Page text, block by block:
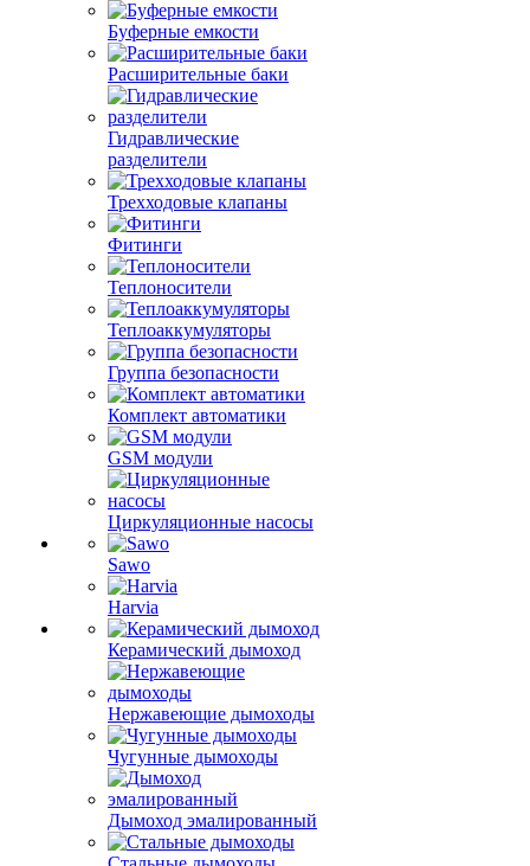
Буферные емкости
Расширительные баки
Гидравлические
разделители
Трехходовые клапаны
Фитинги
Теплоносители
Теплоаккумуляторы
Группа безопасности
Комплект автоматики
GSM модули
Циркуляционные насосы
Sawo
Harvia
Керамический дымоход
Нержавеющие дымоходы
Чугунные дымоходы
Дымоход эмалированный